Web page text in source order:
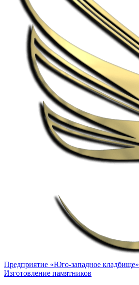
Предприятие «Юго-западное кладбище»
Изготовление памятников